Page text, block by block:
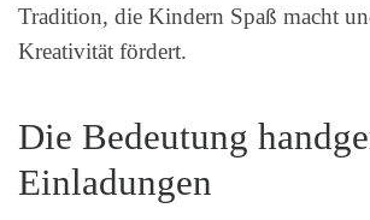
Tradition, die Kindern Spaß macht
Kreativität fördert.
Die Bedeutung
Einladungen